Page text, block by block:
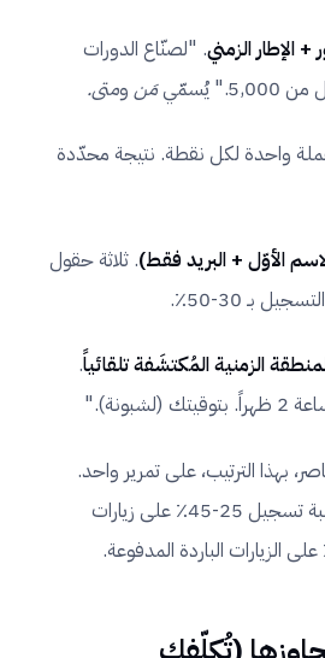
الزمني. "لصنّاع الدورات
يُسمّي
مَنومتى.
واحدة لكل نقطة. نتيجة محدّدة
الأوّل + البريد فقط). ثلاثة حقول
بـ 30-50٪.
الزمنية المُكتشَفة تلقائياً.
بهذا الترتيب، على تمرير واحد.
معيار صنّاع الدورات: نسبة تسجيل 25-45٪ على زيارات